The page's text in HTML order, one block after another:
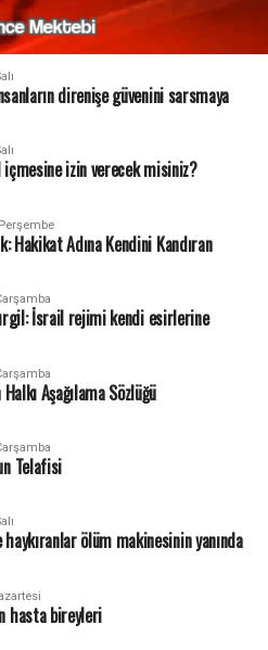
direnişe güvenini sarsmaya
içmesine izin verecek misiniz?
Hakikat Adına Kendini Kandıran
İsrail rejimi kendi esirlerine
Aşağılama Sözlüğü
Telafisi
ölüm makinesinin yanında
hasta bireyleri